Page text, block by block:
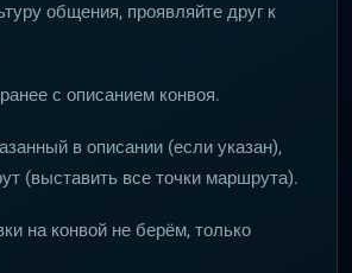
общения, проявляйте друг к
с описанием конвоя.
в описании (если указан),
(выставить все точки маршрута).
на конвой не берём, только